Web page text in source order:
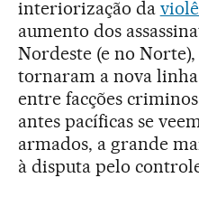
interiorização da
aumento dos
Nordeste (e no Norte),
tornaram a nova
entre facções
antes pacíficas se
armados, a grande
à disputa pelo